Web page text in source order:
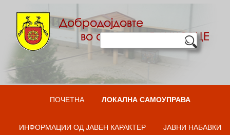
ПОЧЕТНА
ЛОКАЛНА САМОУПРАВА
ИНФОРМАЦИИ ОД ЈАВЕН КАРАКТЕР ЈАВНИ НАБАВКИ